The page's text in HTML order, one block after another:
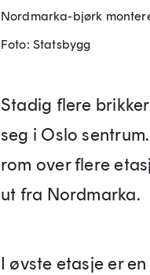
Nordmarka-bjørk
Foto: Statsbygg
Stadig flere
seg i Oslo
rom over flere
ut fra Nordmarka.
I øvste etasje er